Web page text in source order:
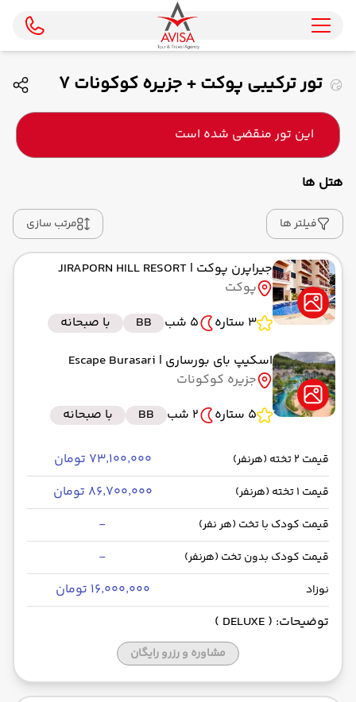
تور ترکیبی پوکت + جزیره کوکونات 7
شب - ویژه تیر ماه 1404 ( ماهان )
این تور منقضی شده است
هتل ها
فیلتر ها مرتب سازی
جیراپرن پوکت | JIRAPORN HILL RESORT
پوکت
3 ستاره
5 شب BB
با صبحانه
اسکیپ بای بورساری | Escape Burasari
جزیره کوکونات
5 ستاره
2 شب BB با صبحانه
قیمت 2 تخته (هرنفر) ۷۳٬۱۰۰٬۰۰۰ تومان
قیمت 1 تخته (هرنفر) ۸۶٬۷۰۰٬۰۰۰ تومان
قیمت کودک با تخت (هر نفر) -
قیمت کودک بدون تخت (هرنفر) -
نوزاد
۱۶٬۰۰۰٬۰۰۰ تومان
توضیحات: ( DELUXE )
مشاوره و رزرو رایگان